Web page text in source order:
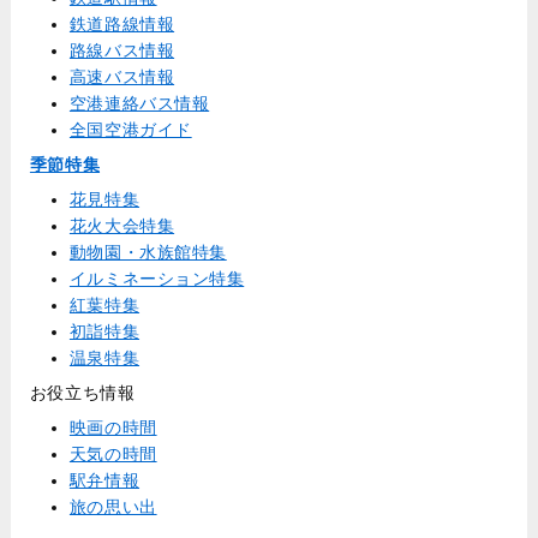
鉄道路線情報
路線バス情報
高速バス情報
空港連絡バス情報
全国空港ガイド
季節特集
花見特集
花火大会特集
動物園・水族館特集
イルミネーション特集
紅葉特集
初詣特集
温泉特集
お役立ち情報
映画の時間
天気の時間
駅弁情報
旅の思い出